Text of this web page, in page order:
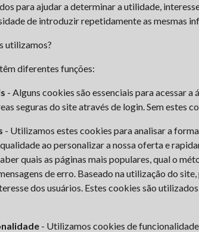
para ajudar a determinar a utilidade,
de introduzir repetidamente as mesmas
utilizamos?
diferentes funções:
- Alguns cookies são essenciais para acessar
seguras do site através de login. Sem estes
- Utilizamos estes cookies para analisar a
ao personalizar a nossa oferta e
quais as páginas mais populares, qual o
de erro. Baseado na utilização do
dos usuários. Estes cookies são
- Utilizamos cookies de